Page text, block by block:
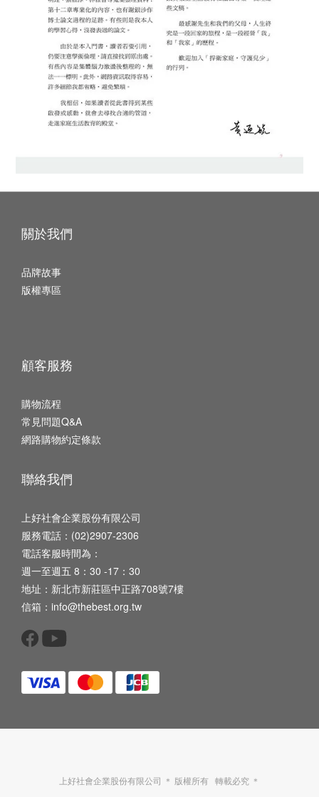
關於我們
品牌故事
版權專區
顧客服務
購物流程
常見問題Q&A
網路購物約定條款
聯絡我們
上好社會企業股份有限公司
服務電話：(02)2907-2306
電話客服時間為：
週一至週五 8：30 -17：30
地址：新北市新莊區中正路708號7樓
信箱：info@thebest.org.tw
上好社會企業股份有限公司 ＊ 版權所有 轉載必究 ＊